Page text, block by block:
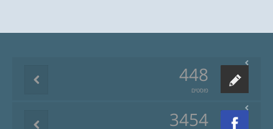
448
פוסטים
3454